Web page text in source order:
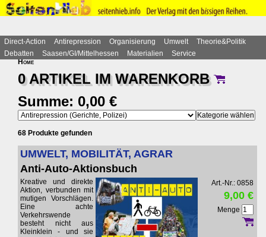
Direct-Action Antirepression Organisierung Umwelt
Theorie&Politik
Debatten
Saasen/GI/Mittelhessen Materialien
Service
Home
0 ARTIKEL IMWARENKORB
Summe: 0,00 €
68 Produkte gefunden
UMWELT, MOBILITÄT, AGRAR
Anti-Auto-Aktionsbuch
Kreative und direkte
Aktion, verbunden mit
mutigen Vorschlägen.
Eine achte
Verkehrswende
besteht nicht aus
Kleinklein - und sie
Art.-Nr.: 0858
9,00 €
Menge